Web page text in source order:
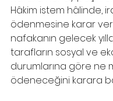
Hâkim istem hâlinde,
ödenmesine karar
nafakanın gelecek
tarafların sosyal ve
durumlarına göre ne
ödeneceğini karara